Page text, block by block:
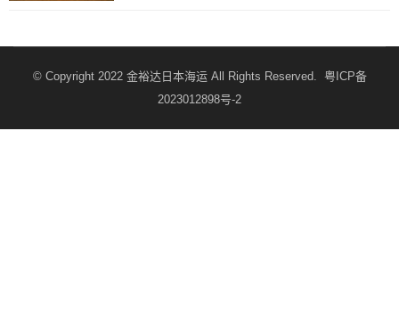
© Copyright 2022 金裕达日本海运All Rights Reserved. 粤ICP备
2023012898号-2